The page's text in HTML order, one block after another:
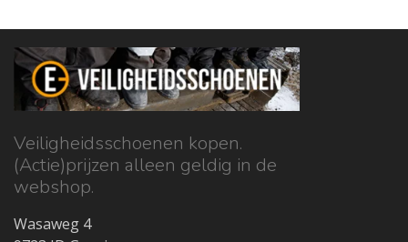
Veiligheidsschoenen kopen.
(Actie)prijzen alleen geldig in de
webshop.
Wasaweg 4